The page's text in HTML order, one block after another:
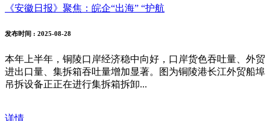
《安徽日报》聚焦：皖企“出海” “护航
发布时间 : 2025-08-28
本年上半年，铜陵口岸经济稳中向好，口岸货色吞吐量、外贸
进出口量、集拆箱吞吐量增加显著。图为铜陵港长江外贸船埠
吊拆设备正正在进行集拆箱拆卸...
详情